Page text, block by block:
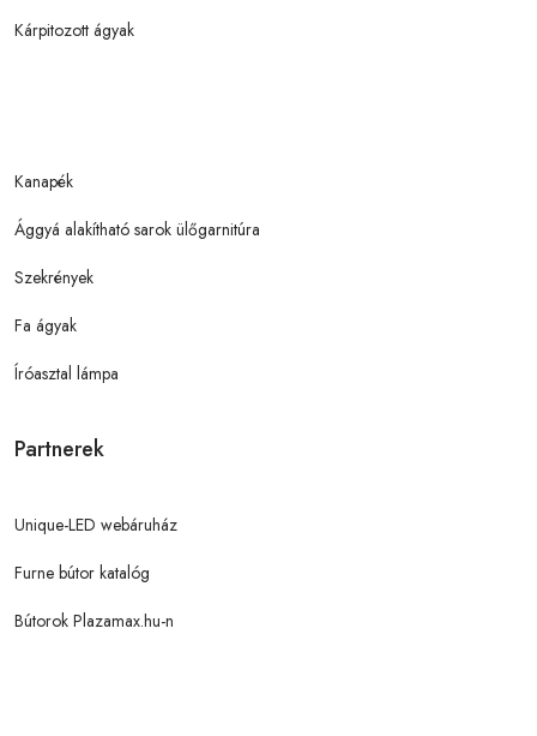
Kárpitozott ágyak
Kanapék
Ággyá alakítható sarok ülőgarnitúra
Szekrények
Fa ágyak
Íróasztal lámpa
Partnerek
Unique-LED webáruház
Furne bútor katalóg
Bútorok Plazamax.hu-n